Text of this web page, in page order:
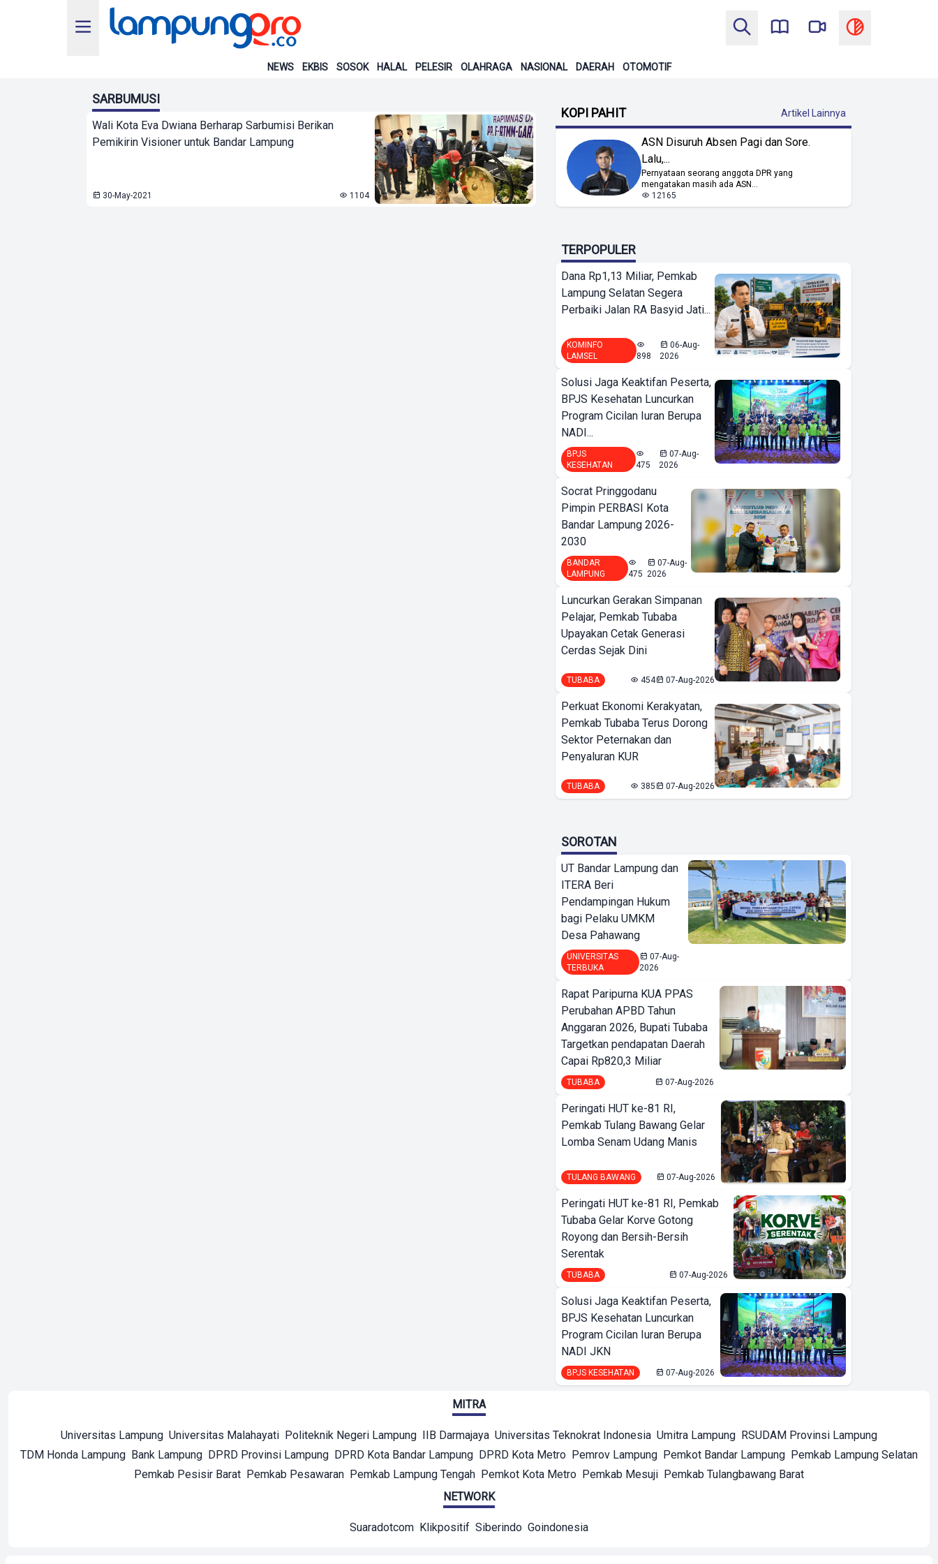
NEWS EKBIS SOSOK HALAL PELESIR OLAHRAGA NASIONAL DAERAH OTOMOTIF
SARBUMUSI
Wali Kota Eva Dwiana Berharap Sarbumisi Berikan
Pemikirin Visioner untuk Bandar Lampung
30-May-2021 1104
KOPI PAHIT Artikel Lainnya
ASN Disuruh Absen Pagi dan Sore.
Lalu,...
Pernyataan seorang anggota DPR yang
mengatakan masih ada ASN...
12165
TERPOPULER
Dana Rp1,13 Miliar, Pemkab
Lampung Selatan Segera
Perbaiki Jalan RA Basyid Jati...
KOMINFO
LAMSEL
898
06-Aug-
2026
Solusi Jaga Keaktifan Peserta,
BPJS Kesehatan Luncurkan
Program Cicilan Iuran Berupa
NADI...
BPJS
KESEHATAN
475
07-Aug-
2026
Socrat Pringgodanu
Pimpin PERBASI Kota
Bandar Lampung 2026-
2030
BANDAR
LAMPUNG
475
07-Aug-
2026
Luncurkan Gerakan Simpanan
Pelajar, Pemkab Tubaba
Upayakan Cetak Generasi
Cerdas Sejak Dini
TUBABA 454 07-Aug-2026
Perkuat Ekonomi Kerakyatan,
Pemkab Tubaba Terus Dorong
Sektor Peternakan dan
Penyaluran KUR
TUBABA 385 07-Aug-2026
SOROTAN
UT Bandar Lampung dan
ITERA Beri
Pendampingan Hukum
bagi Pelaku UMKM
Desa Pahawang
UNIVERSITAS
TERBUKA
07-Aug-
2026
Rapat Paripurna KUA PPAS
Perubahan APBD Tahun
Anggaran 2026, Bupati Tubaba
Targetkan pendapatan Daerah
Capai Rp820,3 Miliar
TUBABA 07-Aug-2026
Peringati HUT ke-81 RI,
Pemkab Tulang Bawang Gelar
Lomba Senam Udang Manis
TULANG BAWANG 07-Aug-2026
Peringati HUT ke-81 RI, Pemkab
Tubaba Gelar Korve Gotong
Royong dan Bersih-Bersih
Serentak
TUBABA 07-Aug-2026
Solusi Jaga Keaktifan Peserta,
BPJS Kesehatan Luncurkan
Program Cicilan Iuran Berupa
NADI JKN
BPJS KESEHATAN 07-Aug-2026
MITRA
Universitas Lampung Universitas Malahayati Politeknik Negeri Lampung IIB Darmajaya Universitas Teknokrat Indonesia Umitra Lampung RSUDAM Provinsi Lampung
TDM Honda Lampung Bank Lampung DPRD Provinsi Lampung DPRD Kota Bandar Lampung DPRD Kota Metro Pemrov Lampung Pemkot Bandar Lampung Pemkab Lampung Selatan
Pemkab Pesisir Barat Pemkab Pesawaran Pemkab Lampung Tengah Pemkot Kota Metro Pemkab Mesuji Pemkab Tulangbawang Barat
NETWORK
Suaradotcom Klikpositif Siberindo Goindonesia